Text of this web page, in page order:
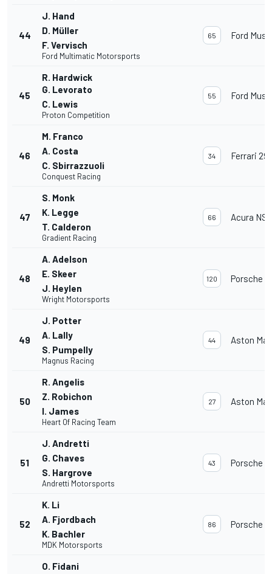
44
J. Hand
D. Müller
F. Vervisch
Ford Multimatic Motorsports
65 Ford
45
R. Hardwick
G. Levorato
C. Lewis
Proton Competition
55 Ford
46
M. Franco
A. Costa
C. Sbirrazzuoli
Conquest Racing
34 Ferrari
47
S. Monk
K. Legge
T. Calderon
Gradient Racing
66 Acura
48
A. Adelson
E. Skeer
J. Heylen
Wright Motorsports
120 Porsche
49
J. Potter
A. Lally
S. Pumpelly
Magnus Racing
44 Aston
50
R. Angelis
Z. Robichon
I. James
Heart Of Racing Team
27 Aston
51
J. Andretti
G. Chaves
S. Hargrove
Andretti Motorsports
43 Porsche
52
K. Li
A. Fjordbach
K. Bachler
MDK Motorsports
86 Porsche
O. Fidani